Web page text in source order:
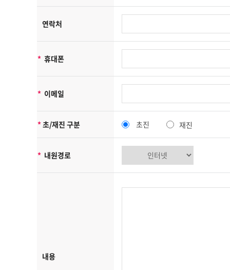
웨일브릭은(는) 귀하의 개인정보를 취급함에 있어 개인정보가 분
귀하의 개인정보는 비밀번호에 의해 보호되며, 파일 및 전송 데이
해킹 등에 의해 귀하의 개인정보가 유출되는 것을 방지하기 위해
처리결과를 통보해 드립니다.
[14세 미만 어린이들에 대한 보호정책]
[개인정보 관리책임자]
웨일브릭은(는) 개인정보에 대한 의견수렴 및 불만처리의 정책을
습니다.
성 명 :
연락처
* 휴대폰
* 이메일
* 초/재진 구분 초진 재진
* 내원경로
내용